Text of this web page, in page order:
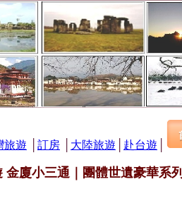
旅遊 訂房 大陸旅遊 赴台遊
金廈小三通｜團體世遺豪華系列